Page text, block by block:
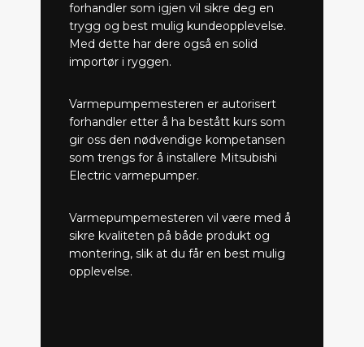
forhandler som igjen vil sikre deg en
trygg og best mulig kundeopplevelse.
Med dette har dere også en solid
importør i ryggen.
Varmepumpemesteren er autorisert
forhandler etter å ha bestått kurs som
gir oss den nødvendige kompetansen
som trengs for å installere Mitsubishi
Electric varmepumper.
Varmepumpemesteren vil være med å
sikre kvaliteten på både produkt og
montering, slik at du får en best mulig
opplevelse.